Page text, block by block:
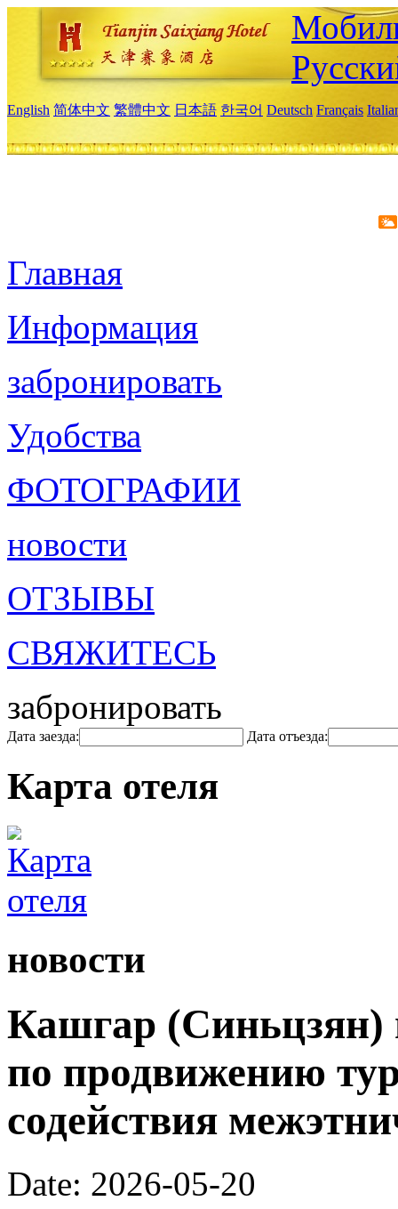
English 简体中文 繁體中文 日本語 한국어 Deutsch Français
Главная
Информация
забронировать
Удобства
ФОТОГРАФИИ
новости
ОТЗЫВЫ
СВЯЖИТЕСЬ
забронировать
Дата заезда: Дата отъезда:
Карта отеля
новости
Кашгар (Синьцзян)
по продвижению
содействия
Date: 2026-05-20